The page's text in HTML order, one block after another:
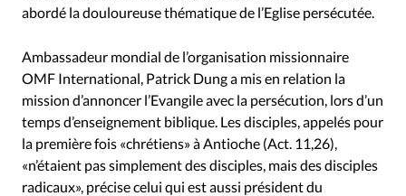
abordé la douloureuse thématique de l’Eglise persécutée.
Ambassadeur mondial de l’organisation missionnaire
OMF International, Patrick Dung a mis en relation la
mission d’annoncer l’Evangile avec la persécution, lors d’un
temps d’enseignement biblique. Les disciples, appelés pour
la première fois «chrétiens» à Antioche (Act. 11,26),
«n’étaient pas simplement des disciples, mais des disciples
radicaux», précise celui qui est aussi président du